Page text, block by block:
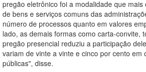
pregão eletrônico foi a modalidade que
de bens e serviços comuns das
número de processos quanto em valores
lado, as demais formas como carta-convite,
pregão presencial reduziu a participação
variam de vinte a vinte e cinco por cento em
públicas", disse.